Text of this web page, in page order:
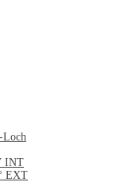
Loch
INT
EXT